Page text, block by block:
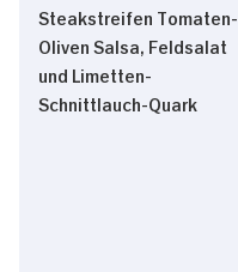
Steakstreifen Tomaten-
Oliven Salsa, Feldsalat
und Limetten-
Schnittlauch-Quark